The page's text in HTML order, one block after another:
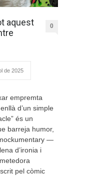
aquest
0
de 2025
empremta
d’un simple
és un
barreja humor,
—
d’ironia i
pel còmic